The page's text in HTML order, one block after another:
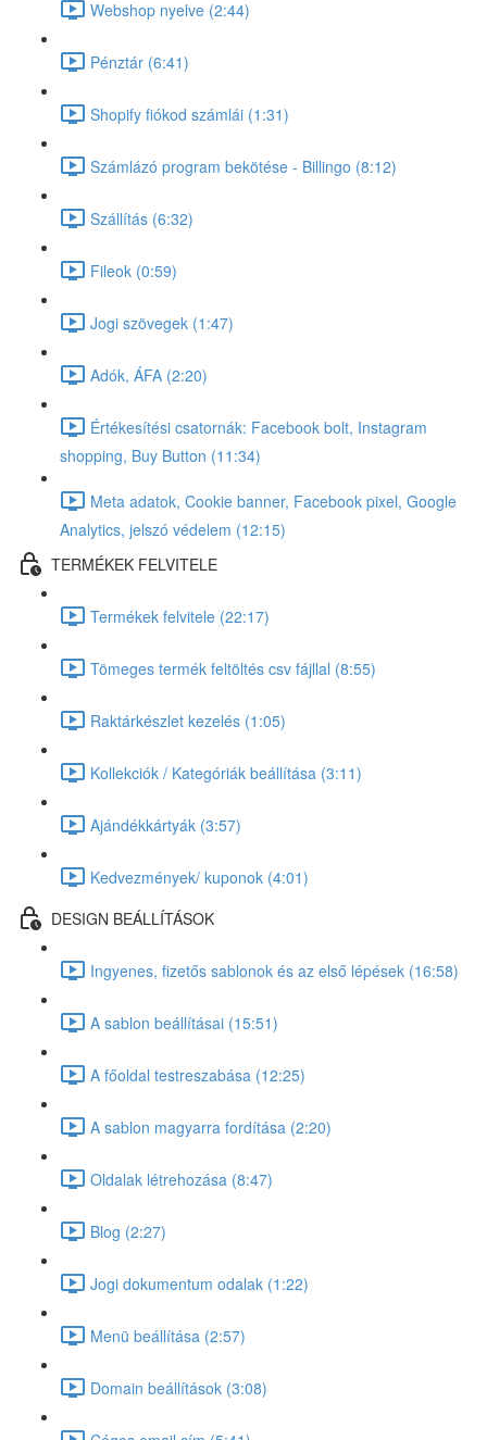
Webshop nyelve (2:44)
Pénztár (6:41)
Shopify fiókod számlái (1:31)
Számlázó program bekötése - Billingo (8:12)
Szállítás (6:32)
Fileok (0:59)
Jogi szövegek (1:47)
Adók, ÁFA (2:20)
Értékesítési csatornák: Facebook bolt, Instagram
shopping, Buy Button (11:34)
Meta adatok, Cookie banner, Facebook pixel, Google
Analytics, jelszó védelem (12:15)
TERMÉKEK FELVITELE
Termékek felvitele (22:17)
Tömeges termék feltöltés csv fájllal (8:55)
Raktárkészlet kezelés (1:05)
Kollekciók / Kategóriák beállítása (3:11)
Ajándékkártyák (3:57)
Kedvezmények/ kuponok (4:01)
DESIGN BEÁLLÍTÁSOK
Ingyenes, fizetős sablonok és az első lépések (16:58)
A sablon beállításai (15:51)
A főoldal testreszabása (12:25)
A sablon magyarra fordítása (2:20)
Oldalak létrehozása (8:47)
Blog (2:27)
Jogi dokumentum odalak (1:22)
Menü beállítása (2:57)
Domain beállítások (3:08)